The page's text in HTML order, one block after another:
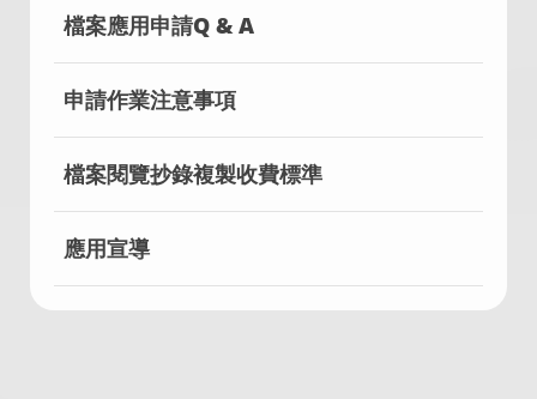
檔案應用申請Q & A
申請作業注意事項
檔案閱覽抄錄複製收費標準
應用宣導